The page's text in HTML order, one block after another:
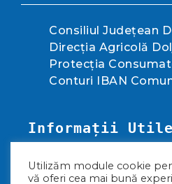
Consiliul Județean
Direcția Agricolă
Protecția
Conturi IBAN
Informații Utile
Politica de
Utilizăm module cookie
vă oferi cea mai bună